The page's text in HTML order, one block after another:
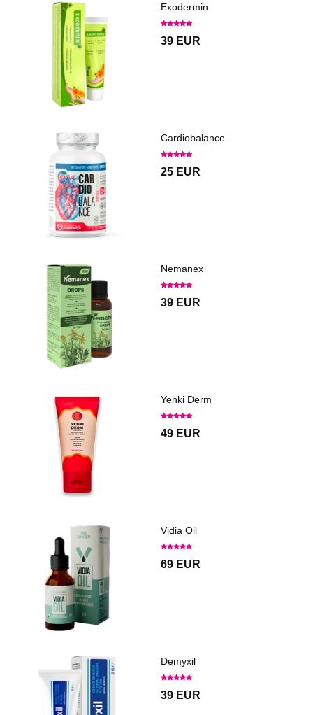
Exodermin
39 EUR
Cardiobalance
25 EUR
Nemanex
39 EUR
Yenki Derm
49 EUR
Vidia Oil
69 EUR
Demyxil
39 EUR